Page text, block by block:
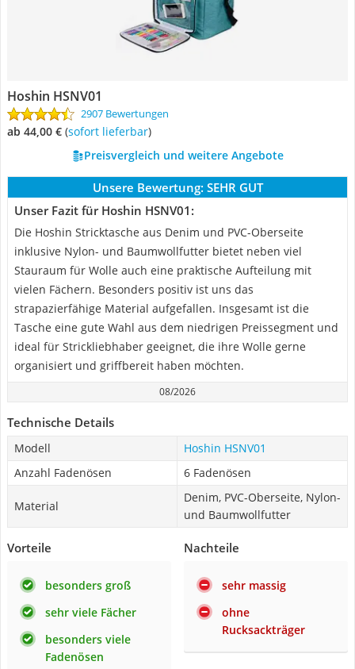
Hoshin HSNV01
2907 Bewertungen
ab 44,00 € ( Sofort lieferbar)
Preisvergleich und weitere Angebote
Unsere Bewertung: SEHR GUT
Unser Fazit für Hoshin HSNV01:
Die Hoshin Stricktasche aus Denim und PVC-Oberseite
inklusive Nylon- und Baumwollfutter bietet neben viel
Stauraum für Wolle auch eine praktische Aufteilung mit
vielen Fächern. Besonders positiv ist uns das
strapazierfähige Material aufgefallen. Insgesamt ist die
Tasche eine gute Wahl aus dem niedrigen Preissegment und
ideal für Strickliebhaber geeignet, die ihre Wolle gerne
organisiert und griffbereit haben möchten.
08/2026
Technische Details
Modell
Hoshin HSNV01
Anzahl Fadenösen
6 Fadenösen
Material
Denim, PVC-Oberseite, Nylon-
und Baumwollfutter
Vorteile
besonders groß
sehr viele Fächer
besonders viele
Fadenösen
Nachteile
sehr massig
ohne
Rucksackträger